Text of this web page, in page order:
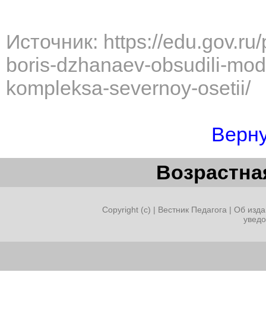
Источник: https://
boris-dzhanaev-obsudili-
kompleksa-severnoy-osetii/
Copyright (c) | Вестник Педагога | Об